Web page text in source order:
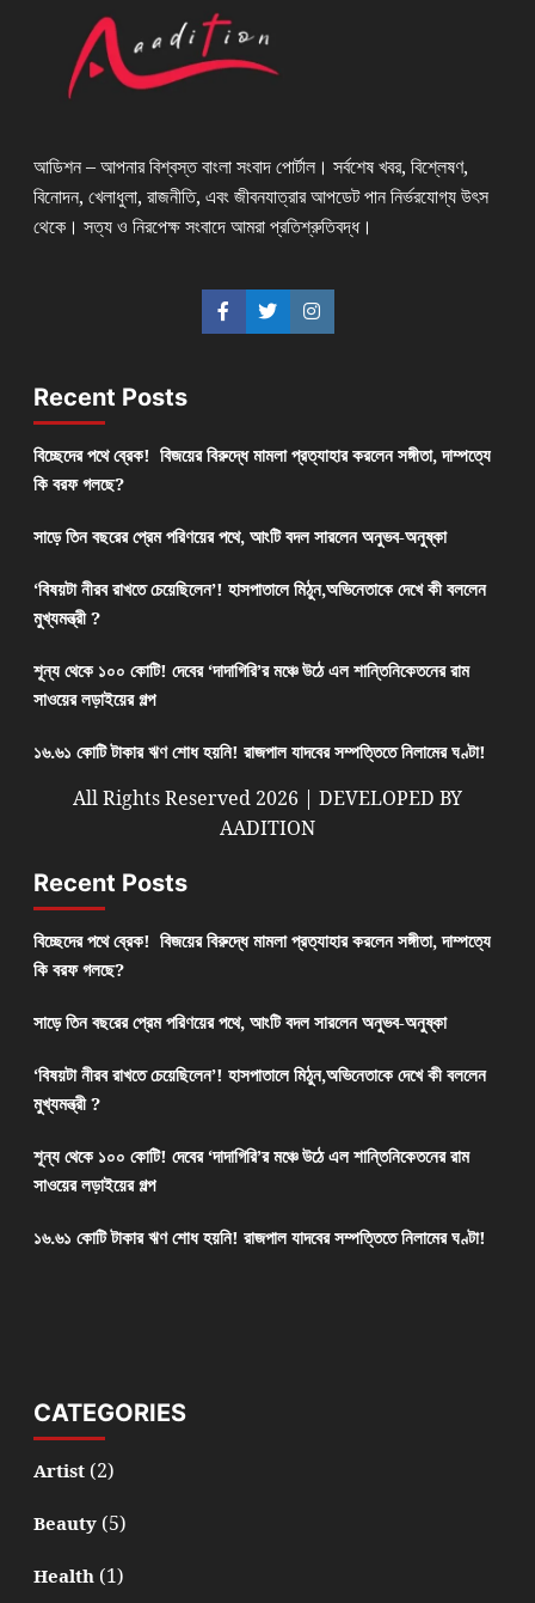
আডিশন – আপনার বিশ্বস্ত বাংলা সংবাদ পোর্টাল। সর্বশেষ খবর, বিশ্লেষণ,
বিনোদন, খেলাধুলা, রাজনীতি, এবং জীবনযাত্রার আপডেট পান নির্ভরযোগ্য উৎস
থেকে। সত্য ও নিরপেক্ষ সংবাদে আমরা প্রতিশ্রুতিবদ্ধ।
Recent Posts
বিচ্ছেদের পথে ব্রেক! বিজয়ের বিরুদ্ধে মামলা প্রত্যাহার করলেন সঙ্গীতা, দাম্পত্যে
কি বরফ গলছে?
সাড়ে তিন বছরের প্রেম পরিণয়ের পথে, আংটি বদল সারলেন অনুভব-অনুষ্কা
‘বিষয়টা নীরব রাখতে চেয়েছিলেন’! হাসপাতালে মিঠুন,অভিনেতাকে দেখে কী বললেন
মুখ্যমন্ত্রী ?
শূন্য থেকে ১০০ কোটি! দেবের ‘দাদাগিরি’র মঞ্চে উঠে এল শান্তিনিকেতনের রাম
সাওয়ের লড়াইয়ের গল্প
১৬.৬১ কোটি টাকার ঋণ শোধ হয়নি! রাজপাল যাদবের সম্পত্তিতে নিলামের ঘণ্টা!
All Rights Reserved 2026 | DEVELOPED BY
AADITION
Recent Posts
বিচ্ছেদের পথে ব্রেক! বিজয়ের বিরুদ্ধে মামলা প্রত্যাহার করলেন সঙ্গীতা, দাম্পত্যে
কি বরফ গলছে?
সাড়ে তিন বছরের প্রেম পরিণয়ের পথে, আংটি বদল সারলেন অনুভব-অনুষ্কা
‘বিষয়টা নীরব রাখতে চেয়েছিলেন’! হাসপাতালে মিঠুন,অভিনেতাকে দেখে কী বললেন
মুখ্যমন্ত্রী ?
শূন্য থেকে ১০০ কোটি! দেবের ‘দাদাগিরি’র মঞ্চে উঠে এল শান্তিনিকেতনের রাম
সাওয়ের লড়াইয়ের গল্প
১৬.৬১ কোটি টাকার ঋণ শোধ হয়নি! রাজপাল যাদবের সম্পত্তিতে নিলামের ঘণ্টা!
CATEGORIES
Artist(2)
Beauty(5)
Health(1)